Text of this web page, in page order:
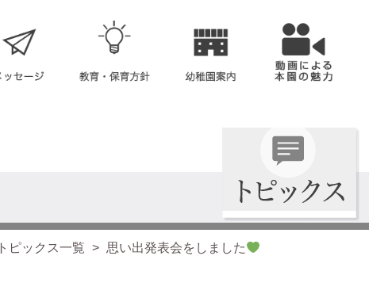
トピックス一覧 思い出発表会をしました